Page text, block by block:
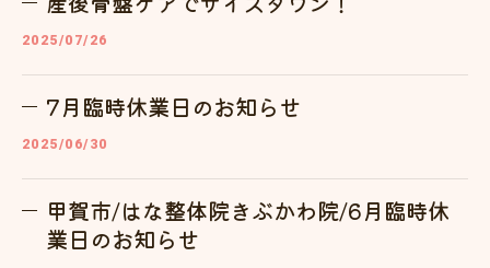
2025/07/26
7月臨時休業日のお知らせ
2025/06/30
甲賀市/はな整体院きぶかわ院/6月臨時休
業日のお知らせ